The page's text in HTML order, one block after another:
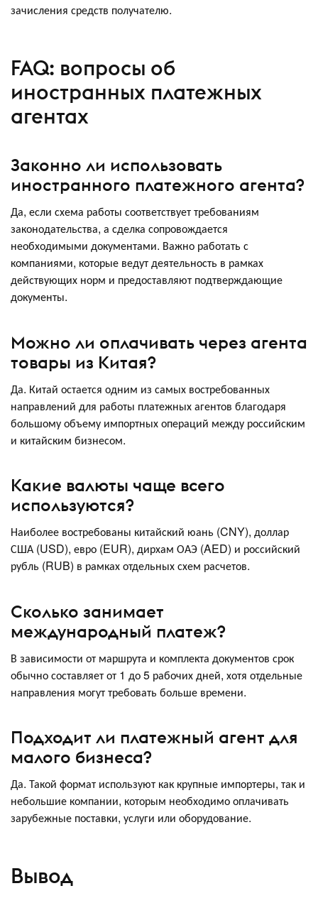
зачисления средств получателю.
FAQ: вопросы об
иностранных платежных
агентах
Законно ли использовать
иностранного платежного агента?
Да, если схема работы соответствует требованиям
законодательства, а сделка сопровождается
необходимыми документами. Важно работать с
компаниями, которые ведут деятельность в рамках
действующих норм и предоставляют подтверждающие
документы.
Можно ли оплачивать через агента
товары из Китая?
Да. Китай остается одним из самых востребованных
направлений для работы платежных агентов благодаря
большому объему импортных операций между российским
и китайским бизнесом.
Какие валюты чаще всего
используются?
Наиболее востребованы китайский юань (CNY), доллар
США (USD), евро (EUR), дирхам ОАЭ (AED) и российский
рубль (RUB) в рамках отдельных схем расчетов.
Сколько занимает
международный платеж?
В зависимости от маршрута и комплекта документов срок
обычно составляет от 1 до 5 рабочих дней, хотя отдельные
направления могут требовать больше времени.
Подходит ли платежный агент для
малого бизнеса?
Да. Такой формат используют как крупные импортеры, так и
небольшие компании, которым необходимо оплачивать
зарубежные поставки, услуги или оборудование.
Вывод